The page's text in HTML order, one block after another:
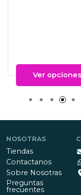
Ver opciones
NOSOTRAS
Tiendas
Contactanos
Sobre Nosotras
Preguntas
frecuentes